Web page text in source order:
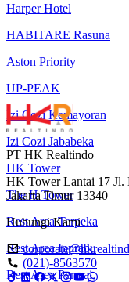
Harper Hotel
HABITARE Rasuna
Aston Priority
UP-PEAK
Izi Cozi Kemayoran
Izi Cozi Jababeka
HK Tower
The H Tower
Rest Area Terpeka
Rest Area Inprabu
Rest Area Permai
PT HK Realtindo
HK Tower Lantai 17 Jl.
Jakarta Timur 13340
Hubungi Kami
(021)-8563570